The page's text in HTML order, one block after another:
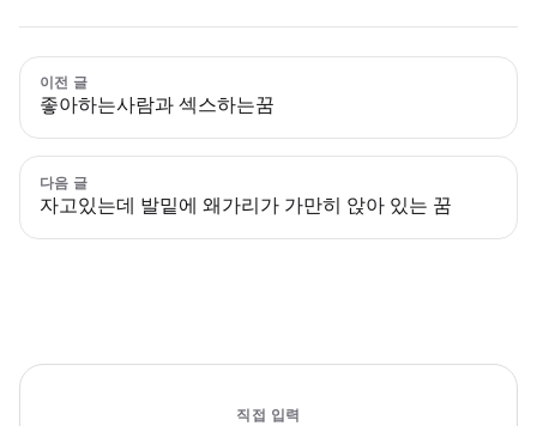
이전 글
좋아하는사람과 섹스하는꿈
다음 글
자고있는데 발밑에 왜가리가 가만히 앉아 있는 꿈
직접 입력